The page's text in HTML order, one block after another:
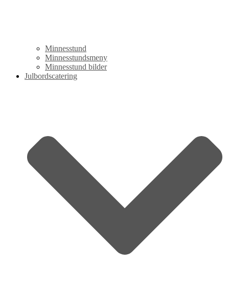
Minnesstund
Minnesstundsmeny
Minnesstund bilder
Julbordscatering